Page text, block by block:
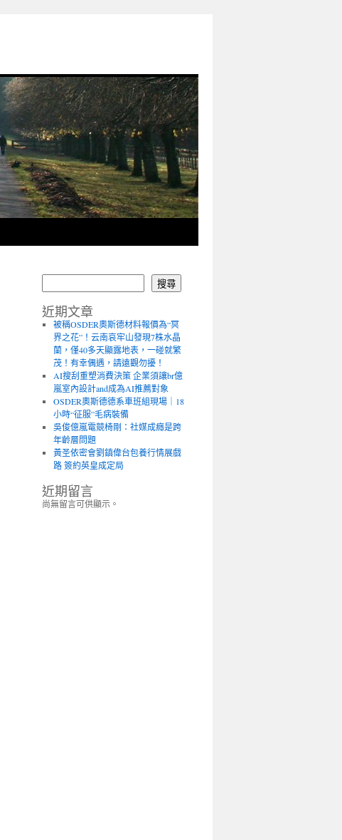
搜尋
近期文章
被稱OSDER奧斯德材料報價為“冥
界之花”！云南哀牢山發現7株水晶
蘭，僅40多天顯露地表，一碰就繁
茂！有幸偶遇，請遠觀勿擾！
AI搜刮重塑消費決策 企業須讓br億
嵐室內設計and成為AI推薦對象
OSDER奧斯德德系車班組現場｜18
小時“征服”毛病裝備
吳俊億嵐電競椅剛：社媒成癮是跨
年齡層問題
黃圣依密會劉鎮偉台包養行情展戲
路 簽約英皇成定局
近期留言
尚無留言可供顯示。